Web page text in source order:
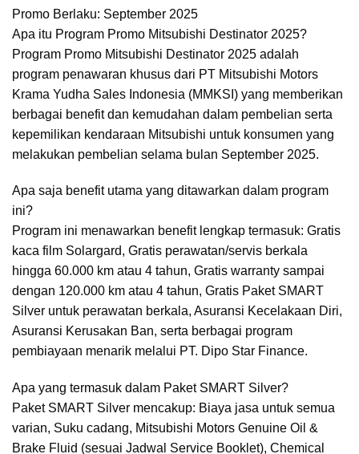
Promo Berlaku: September 2025
Apa itu Program Promo Mitsubishi Destinator 2025?
Program Promo Mitsubishi Destinator 2025 adalah
program penawaran khusus dari PT Mitsubishi Motors
Krama Yudha Sales Indonesia (MMKSI) yang memberikan
berbagai benefit dan kemudahan dalam pembelian serta
kepemilikan kendaraan Mitsubishi untuk konsumen yang
melakukan pembelian selama bulan September 2025.
Apa saja benefit utama yang ditawarkan dalam program
ini?
Program ini menawarkan benefit lengkap termasuk: Gratis
kaca film Solargard, Gratis perawatan/servis berkala
hingga 60.000 km atau 4 tahun, Gratis warranty sampai
dengan 120.000 km atau 4 tahun, Gratis Paket SMART
Silver untuk perawatan berkala, Asuransi Kecelakaan Diri,
Asuransi Kerusakan Ban, serta berbagai program
pembiayaan menarik melalui PT. Dipo Star Finance.
Apa yang termasuk dalam Paket SMART Silver?
Paket SMART Silver mencakup: Biaya jasa untuk semua
varian, Suku cadang, Mitsubishi Motors Genuine Oil &
Brake Fluid (sesuai Jadwal Service Booklet), Chemical